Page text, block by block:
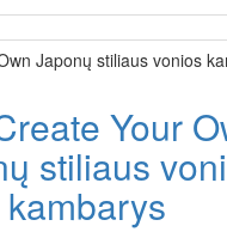
Your
stiliaus
kambarys